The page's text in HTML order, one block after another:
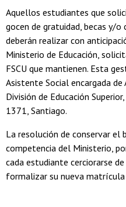
Aquellos estudiantes que
gocen de gratuidad, becas y/
deberán realizar con
Ministerio de Educación,
FSCU que mantienen. Esta
Asistente Social encargada
División de Educación
1371, Santiago.
La resolución de conservar el
competencia del Ministerio,
cada estudiante cerciorarse
formalizar su nueva